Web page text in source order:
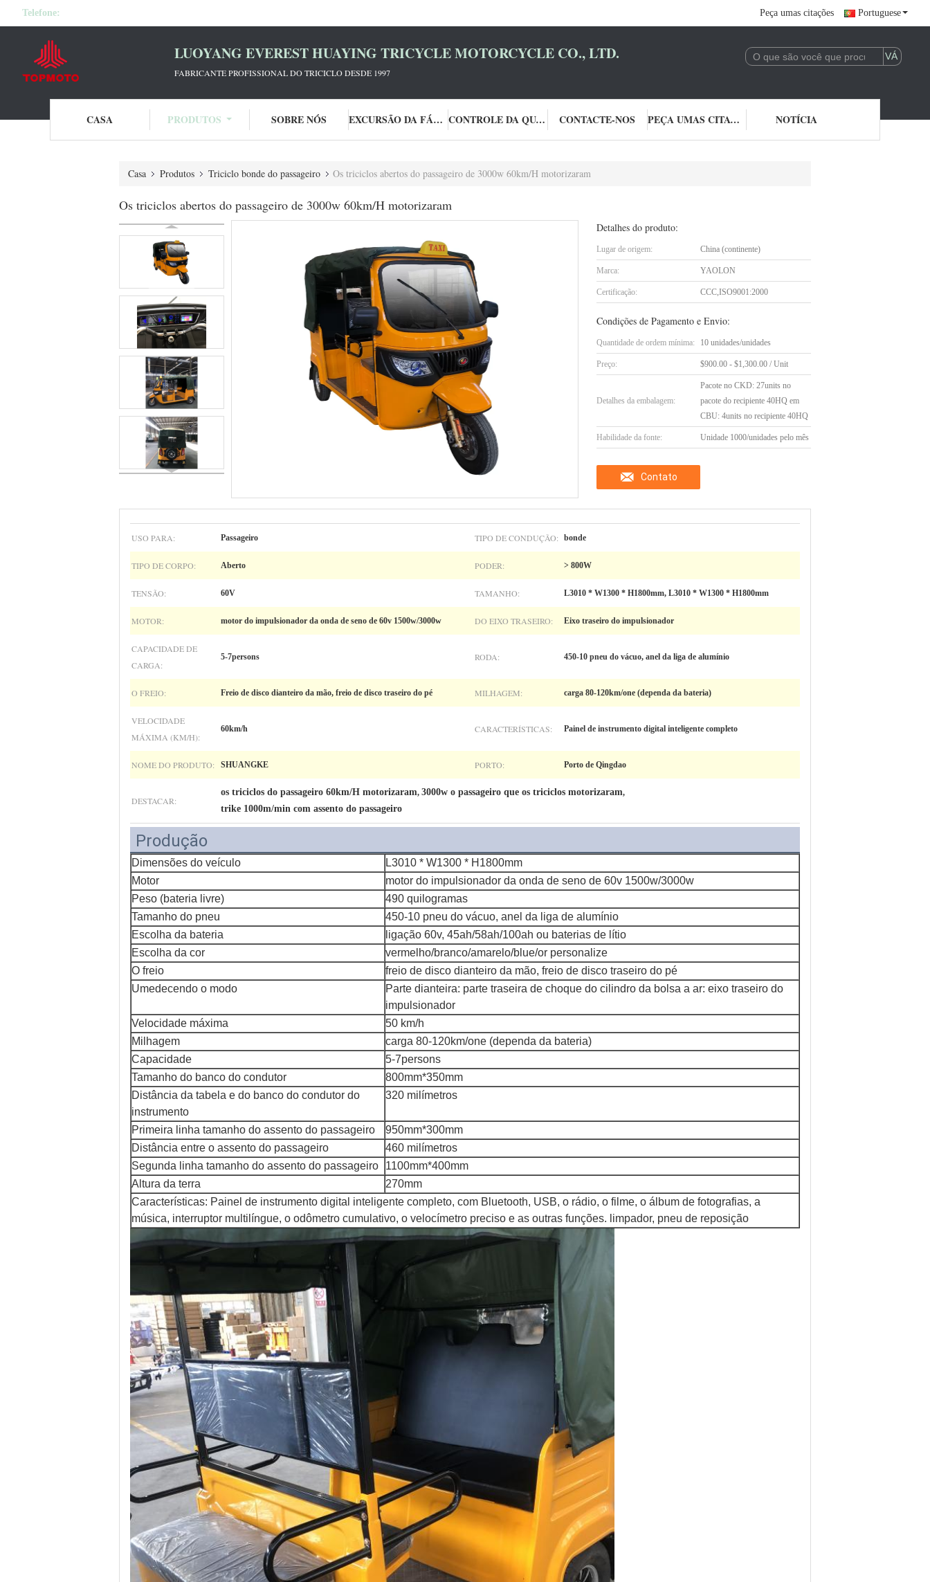
Telefone: Peça umas citações Portuguese
LUOYANG EVEREST HUAYING TRICYCLE MOTORCYCLE CO., LTD.
FABRICANTE PROFISSIONAL DO TRICICLO DESDE 1997
CASA PRODUTOS SOBRE NÓS EXCURSÃO DA FÁBRICA CONTROLE DA QUALIDADE CONTACTE-NOS PEÇA UMAS CITAÇÕES NOTÍCIA
Casa Produtos Triciclo bonde do passageiro Os triciclos abertos do passageiro de 3000w 60km/H motorizaram
Os triciclos abertos do passageiro de 3000w 60km/H motorizaram
Detalhes do produto:
Lugar de origem: China (continente)
Marca: YAOLON
Certificação: CCC,ISO9001:2000
Condições de Pagamento e Envio:
Quantidade de ordem mínima: 10 unidades/unidades
Preço: $900.00 - $1,300.00 / Unit
Detalhes da embalagem:
Pacote no CKD: 27units no
pacote do recipiente 40HQ em
CBU: 4units no recipiente 40HQ
Habilidade da fonte: Unidade 1000/unidades pelo mês
Contato
USO PARA: Passageiro TIPO DE CONDUÇÃO: bonde
TIPO DE CORPO: Aberto PODER: > 800W
TENSÃO: 60V TAMANHO: L3010 * W1300 * H1800mm, L3010 * W1300 * H1800mm
MOTOR: motor do impulsionador da onda de seno de 60v 1500w/3000w DO EIXO TRASEIRO: Eixo traseiro do impulsionador
CAPACIDADE DE
CARGA:
5-7persons RODA: 450-10 pneu do vácuo, anel da liga de alumínio
O FREIO: Freio de disco dianteiro da mão, freio de disco traseiro do pé MILHAGEM: carga 80-120km/one (dependa da bateria)
VELOCIDADE
MÁXIMA (KM/H):
60km/h CARACTERÍSTICAS: Painel de instrumento digital inteligente completo
NOME DO PRODUTO: SHUANGKE PORTO: Porto de Qingdao
DESTACAR:
os triciclos do passageiro 60km/H motorizaram, 3000w o passageiro que os triciclos motorizaram,
trike 1000m/min com assento do passageiro
Produção
Dimensões do veículo
L3010 * W1300 * H1800mm
Motor
motor do impulsionador da onda de seno de 60v 1500w/3000w
Peso (bateria livre)
490 quilogramas
Tamanho do pneu
450-10 pneu do vácuo, anel da liga de alumínio
Escolha da bateria
ligação 60v, 45ah/58ah/100ah ou baterias de lítio
Escolha da cor
vermelho/branco/amarelo/blue/or personalize
O freio
freio de disco dianteiro da mão, freio de disco traseiro do pé
Umedecendo o modo
Parte dianteira: parte traseira de choque do cilindro da bolsa a ar: eixo traseiro do
impulsionador
Velocidade máxima
50 km/h
Milhagem
carga 80-120km/one (dependa da bateria)
Capacidade
5-7persons
Tamanho do banco do condutor
800mm*350mm
Distância da tabela e do banco do condutor do
instrumento
320 milímetros
Primeira linha tamanho do assento do passageiro
950mm*300mm
Distância entre o assento do passageiro
460 milímetros
Segunda linha tamanho do assento do passageiro
1100mm*400mm
Altura da terra
270mm
Características: Painel de instrumento digital inteligente completo, com Bluetooth, USB, o rádio, o filme, o álbum de fotografias, a
música, interruptor multilíngue, o odômetro cumulativo, o velocímetro preciso e as outras funções. limpador, pneu de reposição